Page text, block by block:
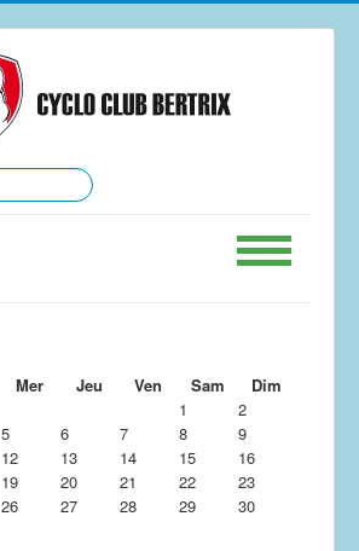
Mer Jeu Ven Sam
Dim
1
2
5 6 7 8
9
12 13 14 15
16
19 20 21 22
23
26 27 28 29
30